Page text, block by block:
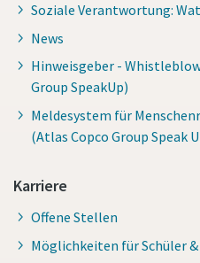
Soziale Verantwortung:
News
Hinweisgeber -
Group SpeakUp)
Meldesystem für
(Atlas Copco Group Speak
Karriere
Offene Stellen
Möglichkeiten für Schüler